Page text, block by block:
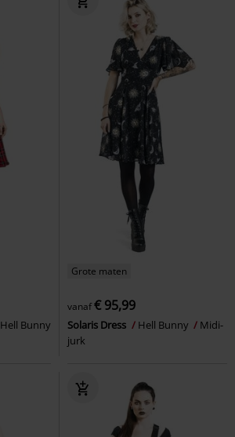
Hell Bunny
Grote maten
vanaf€ 95,99
Solaris Dress Hell Bunny
Midi-
jurk